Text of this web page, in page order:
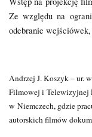
Ze względu na
odebranie
Andrzej J. Koszyk – ur.
Filmowej i Telewizyjnej
w Niemczech, gdzie
autorskich filmów